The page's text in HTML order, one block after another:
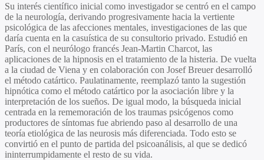
Su interés científico inicial como investigador se centró en el campo
de la neurología, derivando progresivamente hacia la vertiente
psicológica de las afecciones mentales, investigaciones de las que
daría cuenta en la casuística de su consultorio privado. Estudió en
París, con el neurólogo francés Jean-Martin Charcot, las
aplicaciones de la hipnosis en el tratamiento de la histeria. De vuelta
a la ciudad de Viena y en colaboración con Josef Breuer desarrolló
el método catártico. Paulatinamente, reemplazó tanto la sugestión
hipnótica como el método catártico por la asociación libre y la
interpretación de los sueños. De igual modo, la búsqueda inicial
centrada en la rememoración de los traumas psicógenos como
productores de síntomas fue abriendo paso al desarrollo de una
teoría etiológica de las neurosis más diferenciada. Todo esto se
convirtió en el punto de partida del psicoanálisis, al que se dedicó
ininterrumpidamente el resto de su vida.